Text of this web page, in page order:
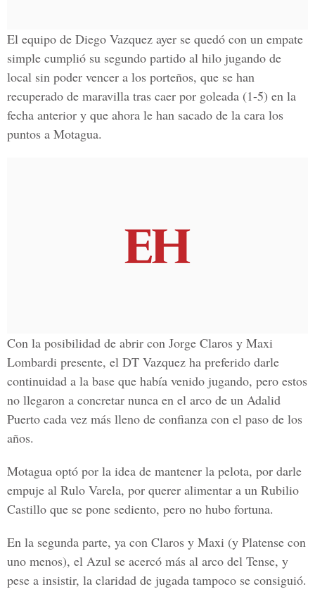
El equipo de Diego Vazquez ayer se quedó con un empate
simple cumplió su segundo partido al hilo jugando de
local sin poder vencer a los porteños, que se han
recuperado de maravilla tras caer por goleada (1-5) en la
fecha anterior y que ahora le han sacado de la cara los
puntos a Motagua.
Con la posibilidad de abrir con Jorge Claros y Maxi
Lombardi presente, el DT Vazquez ha preferido darle
continuidad a la base que había venido jugando, pero estos
no llegaron a concretar nunca en el arco de un Adalid
Puerto cada vez más lleno de confianza con el paso de los
años.
Motagua optó por la idea de mantener la pelota, por darle
empuje al Rulo Varela, por querer alimentar a un Rubilio
Castillo que se pone sediento, pero no hubo fortuna.
En la segunda parte, ya con Claros y Maxi (y Platense con
uno menos), el Azul se acercó más al arco del Tense, y
pese a insistir, la claridad de jugada tampoco se consiguió.